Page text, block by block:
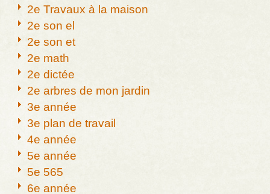
2e Travaux à la maison
2e son el
2e son et
2e math
2e dictée
2e arbres de mon jardin
3e année
3e plan de travail
4e année
5e année
5e 565
6e année